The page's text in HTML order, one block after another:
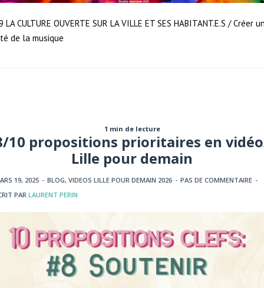
LA CULTURE OUVERTE SUR LA VILLE ET SES HABITANT.E.S / Créer
de la musique
1 min de lecture
10 propositions prioritaires en
Lille pour demain
19, 2025 - BLOG, VIDEOS LILLE POUR DEMAIN 2026 - PAS DE COMMENTAIRE -
PARLAURENT PERIN